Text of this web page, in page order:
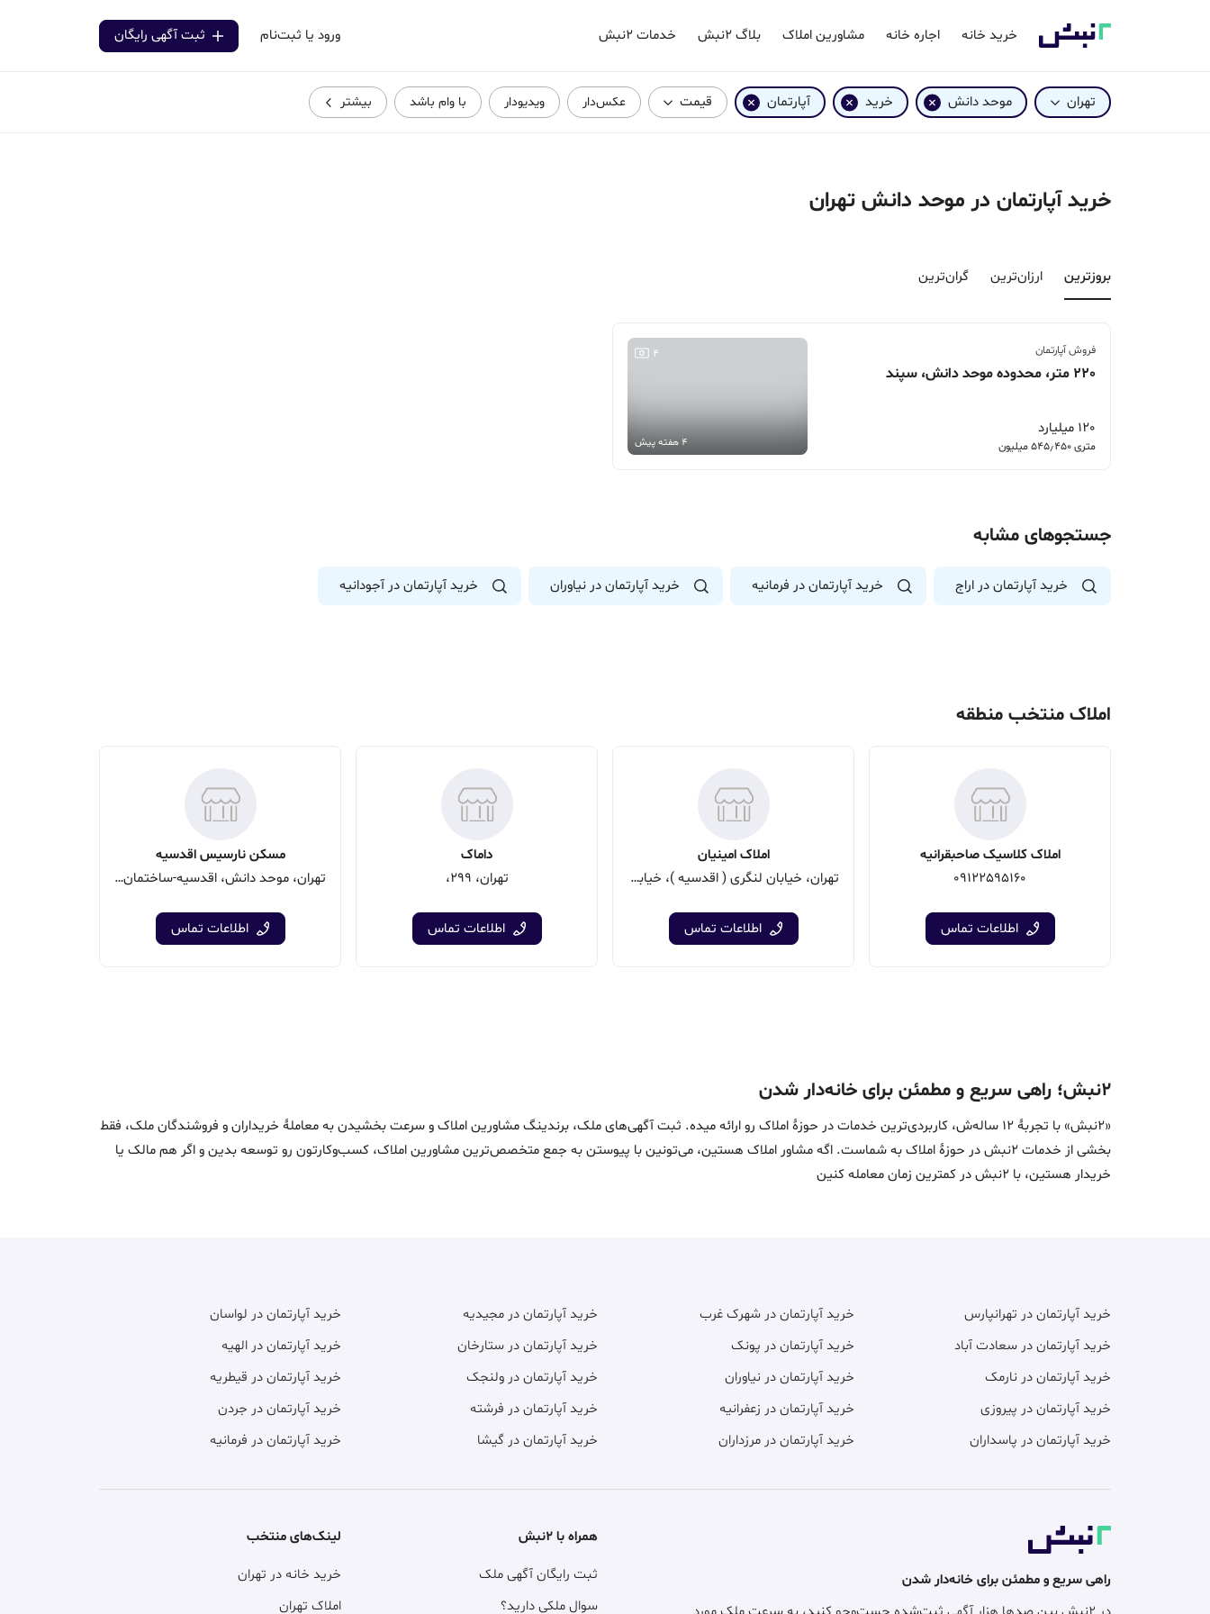
خرید خانه اجاره خانه مشاورین املاک بلاگ ۲نبش خدمات ۲نبش ورود یا ثبت‌نام ثبت آگهی رایگان
تهران موحد دانش خرید آپارتمان قیمت عکس‌دار ویدیودار با وام باشد بیشتر
خرید آپارتمان در موحد دانش تهران
بروزترین‌ ارزان‌ترین گران‌ترین
فروش آپارتمان
220 متر، محدوده موحد دانش، سپند
120 میلیارد
متری 545٫450 میلیون
4
4 هفته پیش
جستجوهای مشابه
خرید آپارتمان در اراج خرید آپارتمان در فرمانیه خرید آپارتمان در نیاوران خرید آپارتمان در آجودانیه
املاک منتخب منطقه
املاک کلاسیک صاحبقرانیه
09122595160
اطلاعات تماس
املاک امینیان
تهران، خیابان لنگری ( اقدسیه )، خیابان موحد دانش، جنب بانک سامان، پلاک 65
اطلاعات تماس
داماک
تهران، 299،
اطلاعات تماس
مسکن نارسیس اقدسیه
تهران، موحد دانش، اقدسیه-ساختمان نارسیس-شماره3
اطلاعات تماس
۲نبش؛ راهی سریع و مطمئن برای خانه‌دار شدن
«2نبش» با تجربۀ 12 ساله‌ش، کاربردی‌ترین خدمات در حوزۀ املاک رو ارائه میده. ثبت آگهی‌های ملک، برندینگ مشاورین املاک و سرعت بخشیدن به معاملۀ خریداران و فروشندگان ملک، فقط
بخشی از خدمات 2نبش در حوزۀ املاک به شماست. اگه مشاور املاک هستین، می‌تونین با پیوستن به جمع متخصص‌ترین مشاورین املاک، کسب‌وکارتون رو توسعه بدین و اگر هم مالک یا
خریدار هستین، با 2نبش در کمترین زمان معامله‌ کنین
خرید آپارتمان در تهرانپارس
خرید آپارتمان در سعادت آباد
خرید آپارتمان در نارمک
خرید آپارتمان در پیروزی
خرید آپارتمان در پاسداران
خرید آپارتمان در شهرک غرب
خرید آپارتمان در پونک
خرید آپارتمان در نیاوران
خرید آپارتمان در زعفرانیه
خرید آپارتمان در مرزداران
خرید آپارتمان در مجیدیه
خرید آپارتمان در ستارخان
خرید آپارتمان در ولنجک
خرید آپارتمان در فرشته
خرید آپارتمان در گیشا
خرید آپارتمان در لواسان
خرید آپارتمان در الهیه
خرید آپارتمان در قیطریه
خرید آپارتمان در جردن
خرید آپارتمان در فرمانیه
راهی سریع و مطمئن برای خانه‌دار شدن
همراه با ۲نبش
ثبت رایگان آگهی ملک
سوال ملکی دارید؟
لینک‌های منتخب
خرید خانه در تهران
املاک تهران